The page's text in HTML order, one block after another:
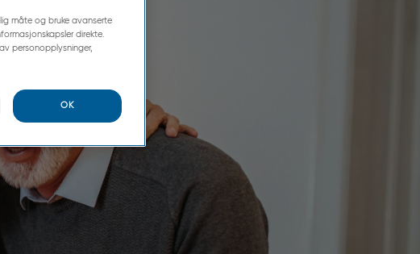
måte og bruke avanserte
direkte.
personopplysninger,
OK